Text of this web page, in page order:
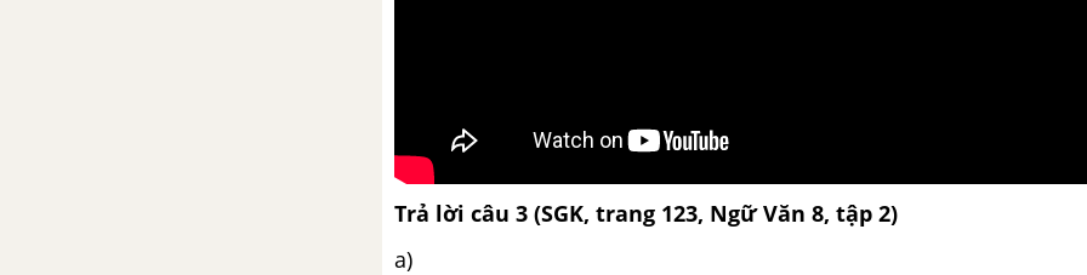
Trả lời câu 3 (SGK, trang 123, Ngữ Văn 8, tập 2)
a)